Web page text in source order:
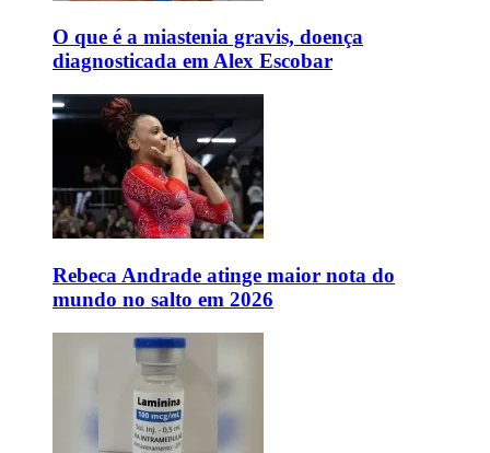
O que é a miastenia gravis, doença
diagnosticada em Alex Escobar
Rebeca Andrade atinge maior nota do
mundo no salto em 2026